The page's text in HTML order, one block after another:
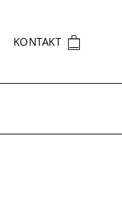
KONTAKT 🛍